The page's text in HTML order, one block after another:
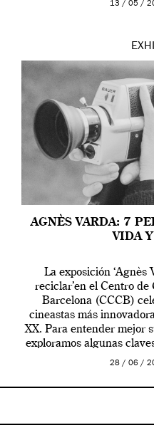
13 / 05 /
AGNÈS VARDA: 7
VIDA
La exposición ‘Agnès
reciclar’en el Centro
Barcelona (CCCB)
cineastas más
XX. Para entender mejor
exploramos algunas
de entender la vida, el
28 / 06 /